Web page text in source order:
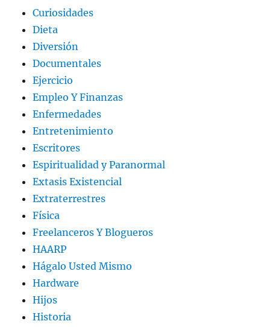
Curiosidades
Dieta
Diversión
Documentales
Ejercicio
Empleo Y Finanzas
Enfermedades
Entretenimiento
Escritores
Espiritualidad y Paranormal
Extasis Existencial
Extraterrestres
Física
Freelanceros Y Blogueros
HAARP
Hágalo Usted Mismo
Hardware
Hijos
Historia